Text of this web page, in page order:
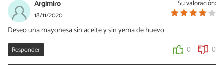
Su valoración:
Argimiro
18/11/2020
Deseo una mayonesa sin aceite y sin yema de huevo
Responder 0 0